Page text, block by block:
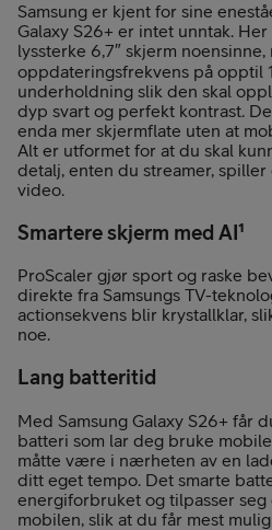
Samsung er kjent for sine
Galaxy S26+ er intet unntak.
lyssterke 6,7″ skjerm
oppdateringsfrekvens på opptil
underholdning slik den skal
dyp svart og perfekt kontrast.
enda mer skjermflate uten at
Alt er utformet for at du skal
detalj, enten du streamer,
video.
Smartere skjerm med AI¹
ProScaler gjør sport og raske
direkte fra Samsungs TV-
actionsekvens blir krystallklar,
noe.
Lang batteritid
Med Samsung Galaxy S26+ får
batteri som lar deg bruke
måtte være i nærheten av en
ditt eget tempo. Det smarte
energiforbruket og tilpasser
mobilen, slik at du får mest